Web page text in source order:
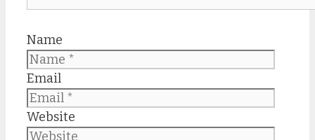
Name
Email
Website